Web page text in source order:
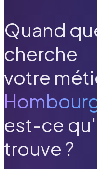
Quand
cherche
votre
est-ce
trouve ?